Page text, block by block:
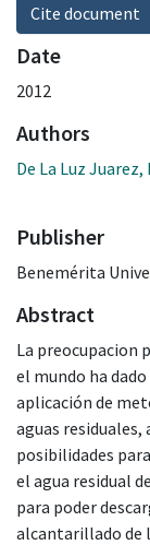
Cite document
Date
2012
Authors
De La Luz
Publisher
Benemérita
Abstract
La preocupacion
el mundo ha
aplicación de
aguas residuales,
posibilidades
el agua residual
para poder
alcantarillado de